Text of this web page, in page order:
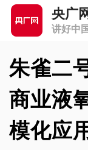
央广
讲好中
朱雀二
商业液
模化应